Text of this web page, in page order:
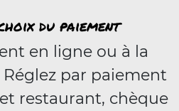
du paiement
en ligne ou à la
Réglez par paiement
restaurant, chèque